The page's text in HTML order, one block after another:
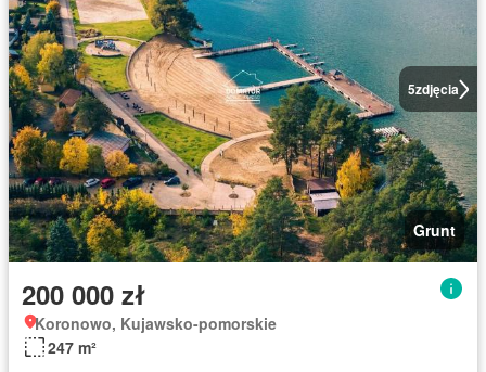
5zdjęcia
Grunt
200 000 zł
Koronowo, Kujawsko-pomorskie
247 m²